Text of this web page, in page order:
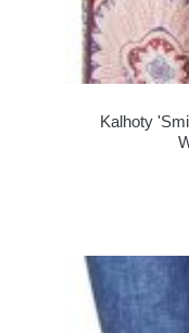
Kalhoty